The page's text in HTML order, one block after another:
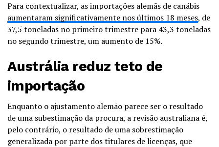
Para contextualizar, as importações alemãs de canábis
aumentaram significativamente nos últimos 18 meses, de
37,5 toneladas no primeiro trimestre para 43,3 toneladas
no segundo trimestre, um aumento de 15%.
Austrália reduz teto de
importação
Enquanto o ajustamento alemão parece ser o resultado
de uma subestimação da procura, a revisão australiana é,
pelo contrário, o resultado de uma sobrestimação
generalizada por parte dos titulares de licenças, que